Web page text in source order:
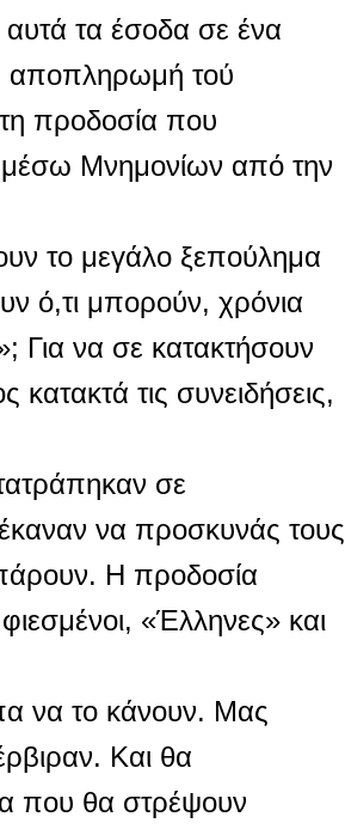
τα έσοδα σε ένα
αποπληρωμή τού
προδοσία που
μέσω Μνημονίων από την
το μεγάλο ξεπούλημα
ό,τι μπορούν, χρόνια
Για να σε κατακτήσουν
τις συνειδήσεις,
σε
να προσκυνάς τους
Η προδοσία
«Έλληνες» και
να το κάνουν. Μας
Και θα
που θα στρέψουν